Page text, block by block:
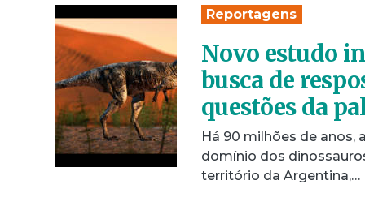
Reportagens
Novo estudo
busca de
questões da
Há 90 milhões de anos,
domínio dos
território da Argentina,…